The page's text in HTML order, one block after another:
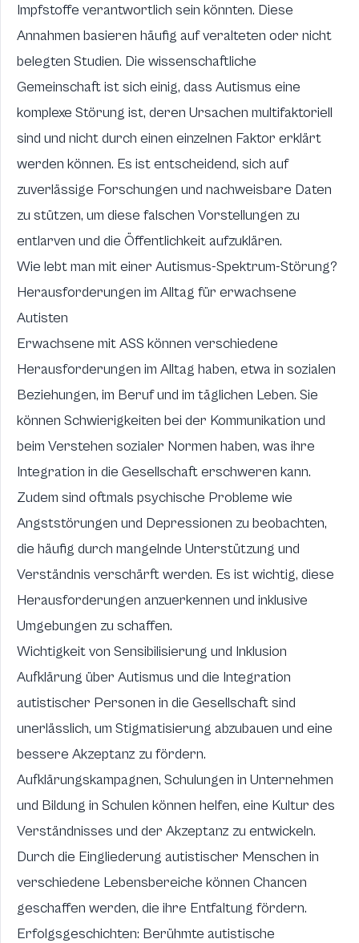
Impfstoffe verantwortlich sein könnten. Diese
Annahmen basieren häufig auf veralteten oder nicht
belegten Studien. Die wissenschaftliche
Gemeinschaft ist sich einig, dass Autismus eine
komplexe Störung ist, deren Ursachen multifaktoriell
sind und nicht durch einen einzelnen Faktor erklärt
werden können. Es ist entscheidend, sich auf
zuverlässige Forschungen und nachweisbare Daten
zu stützen, um diese falschen Vorstellungen zu
entlarven und die Öffentlichkeit aufzuklären.
Wie lebt man mit einer Autismus-Spektrum-Störung?
Herausforderungen im Alltag für erwachsene
Autisten
Erwachsene mit ASS können verschiedene
Herausforderungen im Alltag haben, etwa in sozialen
Beziehungen, im Beruf und im täglichen Leben. Sie
können Schwierigkeiten bei der Kommunikation und
beim Verstehen sozialer Normen haben, was ihre
Integration in die Gesellschaft erschweren kann.
Zudem sind oftmals psychische Probleme wie
Angststörungen und Depressionen zu beobachten,
die häufig durch mangelnde Unterstützung und
Verständnis verschärft werden. Es ist wichtig, diese
Herausforderungen anzuerkennen und inklusive
Umgebungen zu schaffen.
Wichtigkeit von Sensibilisierung und Inklusion
Aufklärung über Autismus und die Integration
autistischer Personen in die Gesellschaft sind
unerlässlich, um Stigmatisierung abzubauen und eine
bessere Akzeptanz zu fördern.
Aufklärungskampagnen, Schulungen in Unternehmen
und Bildung in Schulen können helfen, eine Kultur des
Verständnisses und der Akzeptanz zu entwickeln.
Durch die Eingliederung autistischer Menschen in
verschiedene Lebensbereiche können Chancen
geschaffen werden, die ihre Entfaltung fördern.
Erfolgsgeschichten: Berühmte autistische